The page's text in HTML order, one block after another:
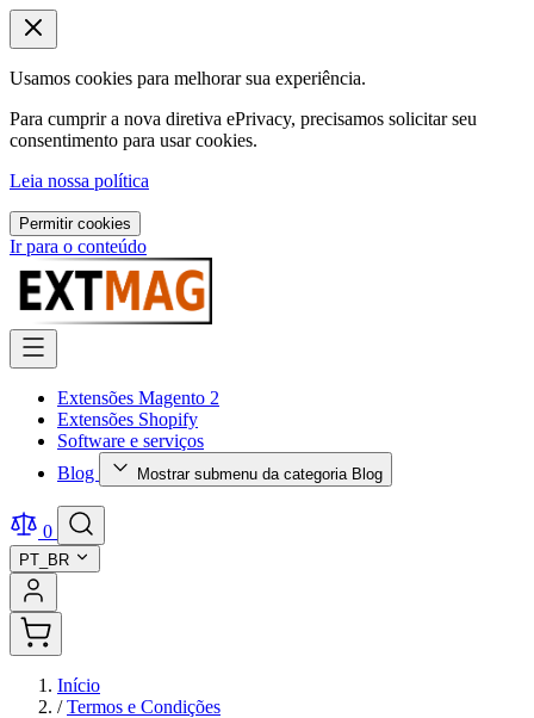
Usamos cookies para melhorar sua experiência.
Para cumprir a nova diretiva ePrivacy, precisamos solicitar seu
consentimento para usar cookies.
Leia nossa política
Permitir cookies
Ir para o conteúdo
Extensões Magento 2
Extensões Shopify
Software e serviços
Blog
Mostrar submenu da categoria Blog
0
PT_BR
Início
/ Termos e Condições